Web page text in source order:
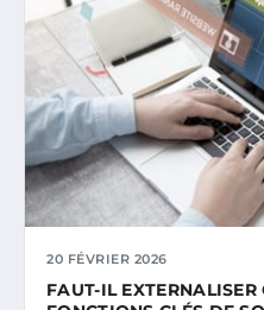
20 FÉVRIER 2026
FAUT-IL